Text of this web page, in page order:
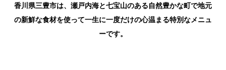
香川県三豊市は、瀬戸内海と七宝山のある自然豊かな町で地元
の新鮮な食材を使って一生に一度だけの心温まる特別なメニュ
ーです。